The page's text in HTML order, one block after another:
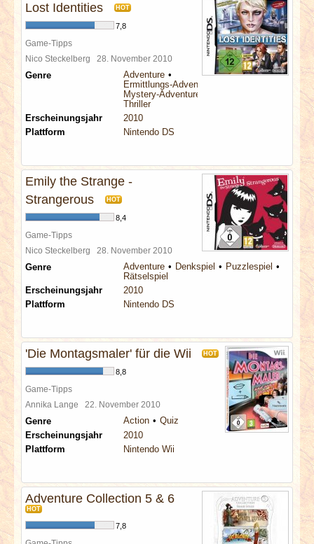
Lost Identities HOT
7,8
Game-Tipps
Nico Steckelberg 28. November 2010
Genre
Adventure
Ermittlungs-Adventure
Mystery-Adventure
Thriller
Erscheinungsjahr
2010
Plattform
Nintendo DS
Emily the Strange -
Strangerous
HOT
8,4
Game-Tipps
Nico Steckelberg 28. November 2010
Genre Adventure Denkspiel
Puzzlespiel
Rätselspiel
Erscheinungsjahr
2010
Plattform
Nintendo DS
'Die Montagsmaler' für die Wii HOT
8,8
Game-Tipps
Annika Lange 22. November 2010
Genre Action
Quiz
Erscheinungsjahr
2010
Plattform
Nintendo Wii
Adventure Collection 5 & 6
HOT
7,8